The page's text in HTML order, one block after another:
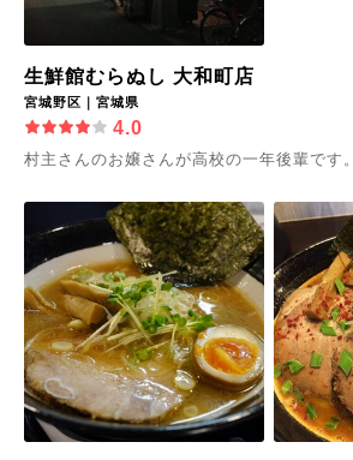
生鮮館むらぬし 大和町店
宮城野区｜宮城県
4.0
村主さんのお嬢さんが高校の一年後輩です。